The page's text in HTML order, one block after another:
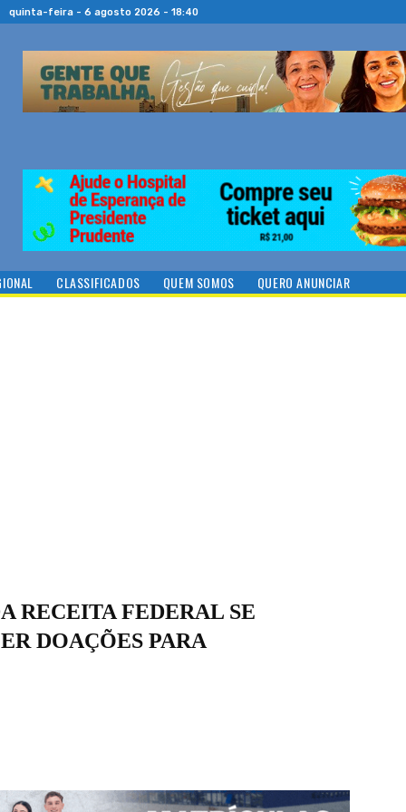
quinta-feira - 6 agosto 2026 - 18:40
CLASSIFICADOS QUEM SOMOS QUERO ANUNCIAR
RECEITA FEDERAL SE
DOAÇÕES PARA